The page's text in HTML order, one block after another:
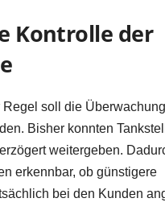
Kontrolle der
Regel soll die Überwachung
Bisher konnten
weitergeben.
erkennbar, ob günstigere
bei den Kunden